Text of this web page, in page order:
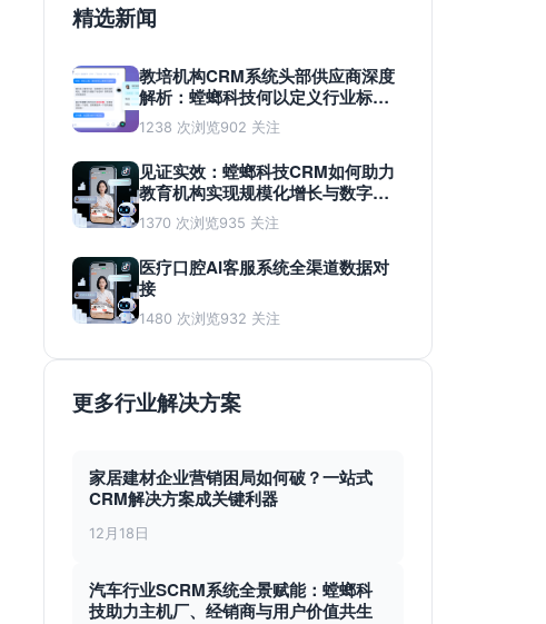
精选新闻
教培机构CRM系统头部供应商深度
解析：螳螂科技何以定义行业标
准？
1238 次浏览902 关注
见证实效：螳螂科技CRM如何助力
教育机构实现规模化增长与数字化
蜕变
1370 次浏览935 关注
医疗口腔AI客服系统全渠道数据对
接
1480 次浏览932 关注
更多行业解决方案
家居建材企业营销困局如何破？一站式
CRM解决方案成关键利器
12月18日
汽车行业SCRM系统全景赋能：螳螂科
技助力主机厂、经销商与用户价值共生